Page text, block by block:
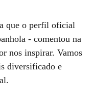
que o perfil oficial
- comentou na
nos inspirar. Vamos
diversificado e